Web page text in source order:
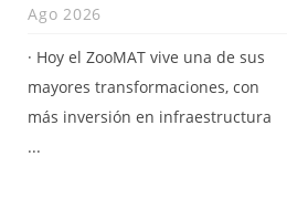
Ago 2026
· Hoy el ZooMAT vive una de sus
mayores transformaciones, con
más inversión en infraestructura
...